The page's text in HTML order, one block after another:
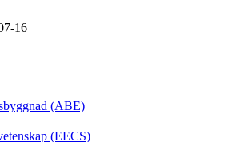
16
(ABE)
(EECS)